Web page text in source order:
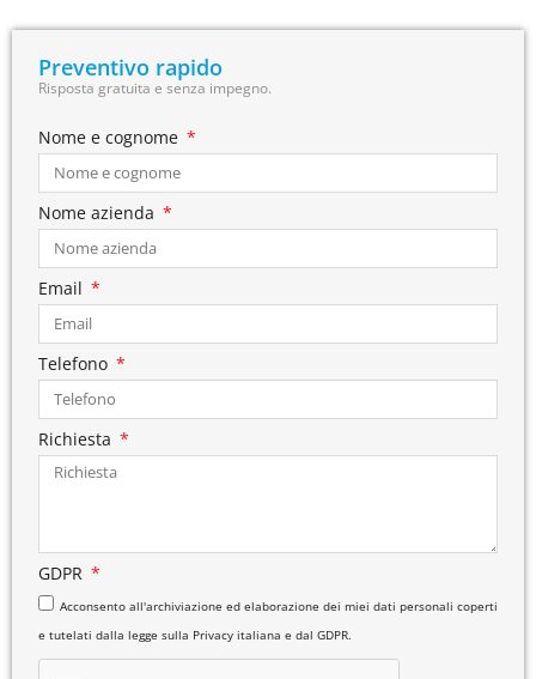
Preventivo rapido
Risposta gratuita e senza impegno.
Nome e cognome
Nome azienda
Email
Telefono
Richiesta
GDPR
Acconsento all'archiviazione ed elaborazione dei miei dati personali coperti
e tutelati dalla legge sulla Privacy italiana e dal GDPR.